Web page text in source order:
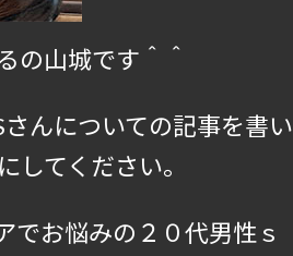
の山城です＾＾
んについての記事を書い
てください。
お悩みの２０代男性ｓ